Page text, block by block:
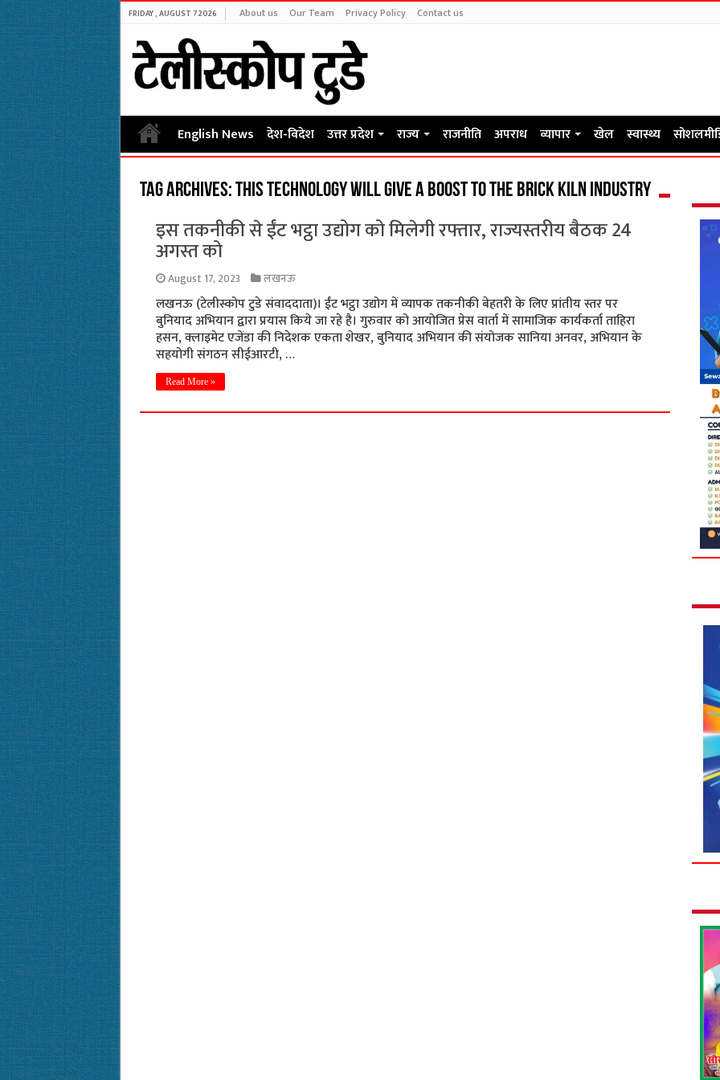
FRIDAY , AUGUST 7 2026 About us Our Team Privacy Policy Contact us
English News देश-विदेश उत्तर प्रदेश राज्य राजनीति अपराध व्यापार खेल स्वास्थ्य
Tag Archives:This technology will give a boost to the brick kiln industry
इस तकनीकी से ईंट भट्ठा उद्योग को मिलेगी रफ्तार, राज्यस्तरीय बैठक 24
अगस्त को
August 17, 2023 लखनऊ
लखनऊ (टेलीस्कोप टुडे संवाददाता)। ईंट भट्ठा उद्योग में व्यापक तकनीकी बेहतरी के लिए प्रांतीय स्तर पर
बुनियाद अभियान द्वारा प्रयास किये जा रहे है। गुरुवार को आयोजित प्रेस वार्ता में सामाजिक कार्यकर्ता ताहिरा
हसन, क्लाइमेट एजेंडा की निदेशक एकता शेखर, बुनियाद अभियान की संयोजक सानिया अनवर, अभियान के
सहयोगी संगठन सीईआरटी, …
Read More »